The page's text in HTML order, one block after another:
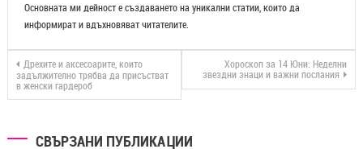
Основната ми дейност е създаването на уникални статии, които да
информират и вдъхновяват читателите.
Дрехите и аксесоарите, които
задължително трябва да присъстват
в женски гардероб
Хороскоп за 14 Юни: Неделни
звездни знаци и важни послания
СВЪРЗАНИ ПУБЛИКАЦИИ